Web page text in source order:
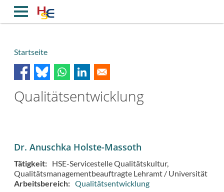
Inhalt
Breadcrumb
Startseite
Qualitätsentwicklung
Dr. Anuschka Holste-Massoth
Tätigkeit
HSE-Servicestelle Qualitätskultur
Qualitätsmanagementbeauftragte Lehramt / Universität
Arbeitsbereich
Qualitätsentwicklung